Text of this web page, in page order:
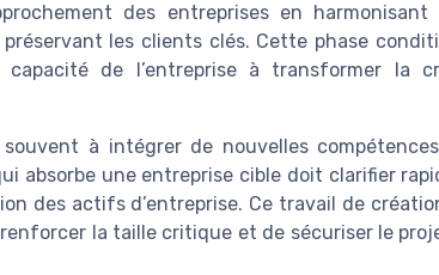
des entreprises en harmonisant
les clients clés. Cette phase
de l’entreprise à transformer la
souvent à intégrer de nouvelles
absorbe une entreprise cible doit clarifier
des actifs d’entreprise. Ce travail de
la taille critique et de sécuriser le